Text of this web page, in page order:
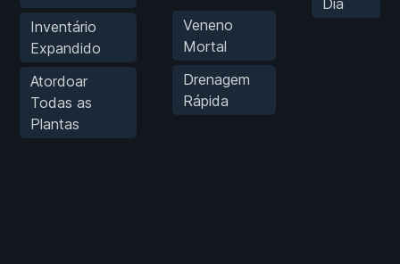
Inventário
Expandido
Atordoar
Todas as
Plantas
Veneno
Mortal
Drenagem
Rápida